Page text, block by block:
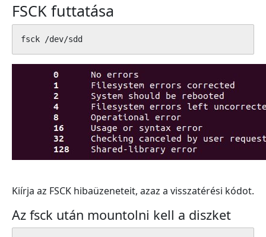
FSCK futtatása
fsck /dev/sdd
Kiírja az FSCK hibaüzeneteit, azaz a visszatérési kódot.
Az fsck után mountolni kell a diszket